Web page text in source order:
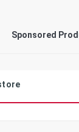
Sponsored